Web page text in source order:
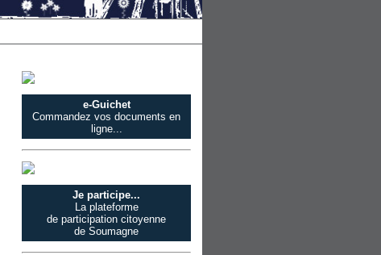
e-Guichet
Commandez vos documents en
ligne...
Je participe...
La plateforme
de participation citoyenne
de Soumagne